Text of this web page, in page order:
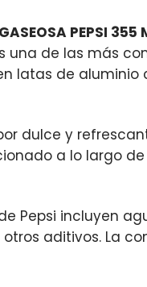
PEPSI 355
una de las más
latas de aluminio
dulce y
a lo largo
Pepsi incluyen
aditivos. La